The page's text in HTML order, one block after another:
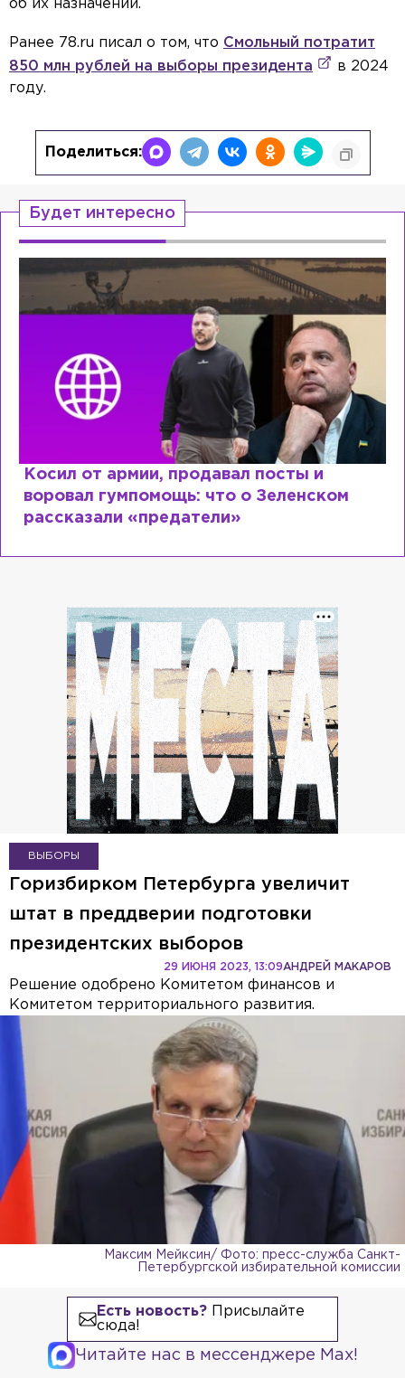
об их назначении.
Ранее 78.ru писал о том, что Смольный потратит
850 млн рублей на выборы президента
в 2024
году.
Поделиться:
Будет интересно
Косил от армии, продавал посты и
воровал гумпомощь: что о Зеленском
рассказали «предатели»
ВЫБОРЫ
Горизбирком Петербурга увеличит
штат в преддверии подготовки
президентских выборов
АНДРЕЙ МАКАРОВ
29 ИЮНЯ 2023, 13:09
Решение одобрено Комитетом финансов и
Комитетом территориального развития.
Максим Мейксин/ Фото: пресс-служба Санкт-
Петербургской избирательной комиссии
Есть новость?Присылайте
сюда!
Читайте нас в мессенджере Max!